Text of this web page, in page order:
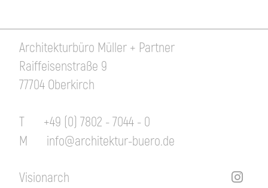
Architekturbüro Müller + Partner
Raiffeisenstraße 9
77704 Oberkirch
T
+49 (0) 7802 - 7044 - 0
M
info@architektur-buero.de
Visionarch